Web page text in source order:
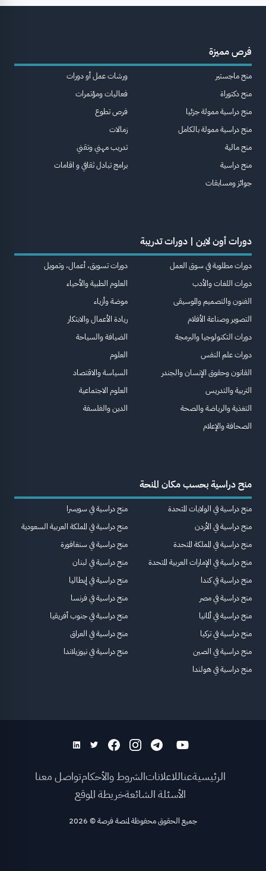
فرص مميزة
منح ماجستير
منح دكتوراة
منح دراسية ممولة جزئيا
منح دراسية ممولة بالكامل
منح مالية
منح دراسية
جوائز ومسابقات
ورشات عمل أو دورات
فعاليات ومؤتمرات
فرص تطوع
زمالات
تدريب مهني وتقني
برامج تبادل ثقافي و اقامات
دورات أون لاين | دورات تدريبة
دورات مطلوبة في سوق العمل
دورات اللغات والأدب
الفنون والتصميم والموسيقى
التصوير وصناعة الأفلام
دورات التكنولوجيا والبرمجة
دورات علم النفس
القانون وحقوق الإنسان والجندر
التربية والتدريس
التغذية والرياضة والصحة
الصحافة والإعلام
دورات تسويق، أعمال، وتمويل
العلوم الطبية والأحياء
موضة وأزياء
ريادة الأعمال والابتكار
الضيافة والسياحة
العلوم
السياسة والاقتصاد
العلوم الاجتماعية
الدين والفلسفة
منح دراسية بحسب مكان المنحة
منح دراسية في الولايات المتحدة
منح دراسية في الأردن
منح دراسية في المملكة المتحدة
منح دراسية في الإمارات العربية المتحدة
منح دراسية في كندا
منح دراسية في مصر
منح دراسية في ألمانيا
منح دراسية في تركيا
منح دراسية في الصين
منح دراسية في هولندا
منح دراسية في سويسرا
منح دراسية في المملكة العربية السعودية
منح دراسية في سنغافورة
منح دراسية في لبنان
منح دراسية في إيطاليا
منح دراسية في فرنسا
منح دراسية في جنوب أفريقيا
منح دراسية في العراق
منح دراسية في نيوزيلاندا
الرئيسيةعناللاعلاناتالشروط والأحكامتواصل معنا
الأسئلة الشائعةخريطة الموقع
جميع الحقوق محفوظة لمنصة فرصة©
2026